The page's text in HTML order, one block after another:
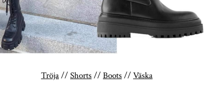
Tröja//Shorts//Boots//Väska